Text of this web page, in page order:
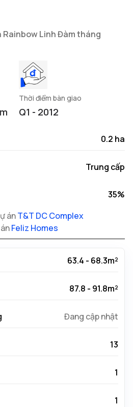
Rainbow Linh Đàm tháng
Thời điểm bàn giao
Q1 - 2012
0.2 ha
Trung cấp
35%
ánT&T DC Complex
Feliz Homes
63.4 - 68.3m²
87.8 - 91.8m²
Đang cập nhật
13
1
1